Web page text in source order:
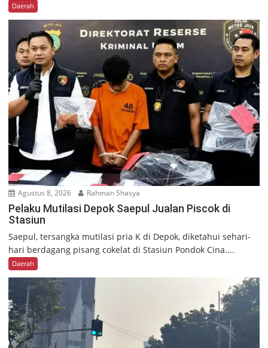
Daerah
Agustus 8, 2026 Rahman Shasya
Pelaku Mutilasi Depok Saepul Jualan Piscok di
Stasiun
Saepul, tersangka mutilasi pria K di Depok, diketahui sehari-
hari berdagang pisang cokelat di Stasiun Pondok Cina....
Daerah